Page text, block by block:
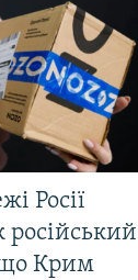
Росії
російський
що Крим